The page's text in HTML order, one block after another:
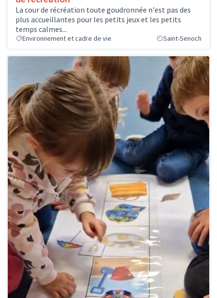
La cour de récréation toute goudronnée n'est pas des
plus accueillantes pour les petits jeux et les petits
temps calmes...
Environnement et cadre de vie Saint-Senoch